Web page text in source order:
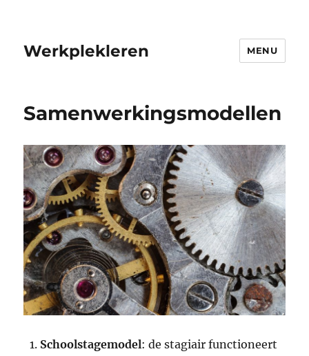
Werkplekleren MENU
Samenwerkingsmodellen
Schoolstagemodel: de stagiair functioneert